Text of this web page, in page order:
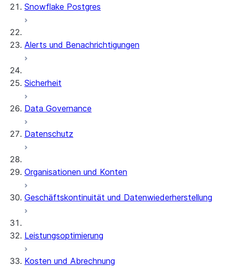
Snowflake Postgres
Alerts und Benachrichtigungen
Sicherheit
Data Governance
Datenschutz
Organisationen und Konten
Geschäftskontinuität und Datenwiederherstellung
Leistungsoptimierung
Kosten und Abrechnung